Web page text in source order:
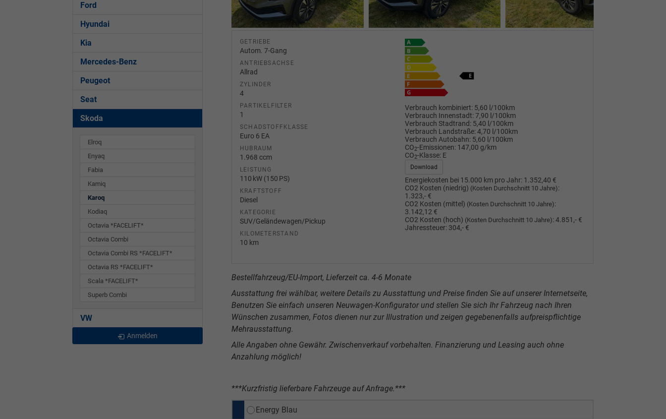
GETRIEBE
Autom. 7-Gang
ANTRIEBSACHSE
Allrad
ZYLINDER
4
PARTIKELFILTER
1
SCHADSTOFFKLASSE
Euro 6 EA
HUBRAUM
1.968 ccm
LEISTUNG
110 kW (150 PS)
KRAFTSTOFF
Diesel
KATEGORIE
SUV/Geländewagen/Pickup
KILOMETERSTAND
10 km
Verbrauch kombiniert: 5,60 l/100km
Verbrauch Innenstadt:7,90 l/100km
Verbrauch Stadtrand: 5,40 l/100km
Verbrauch Landstraße:4,70 l/100km
Verbrauch Autobahn: 5,60 l/100km
CO2-Emissionen: 147,00 g/km
CO2-Klasse: E
Download
Energiekosten bei 15.000 km pro Jahr: 1.352,40 €
CO2 Kosten (niedrig) (Kosten Durchschnitt 10 Jahre):
1.323,- €
CO2 Kosten (mittel) (Kosten Durchschnitt 10 Jahre):
3.142,12 €
CO2 Kosten (hoch) (Kosten Durchschnitt 10 Jahre):4.851,- €
Jahressteuer: 304,- €
Bestellfahrzeug/EU-Import, Lieferzeit ca. 4-6 Monate
Ausstattung frei wählbar, weitere Details zu Ausstattung und Preise finden Sie auf unserer Internetseite,
Benutzen Sie einfach unseren Neuwagen-Konfigurator und stellen Sie sich Ihr Fahrzeug nach Ihren
Wünschen zusammen, Fotos dienen nur zur Illustration und zeigen gegebenenfalls aufpreispflichtige
Mehrausstattung.
Alle Angaben ohne Gewähr. Zwischenverkauf vorbehalten. Finanzierung und Leasing auch ohne
Anzahlung möglich!
***Kurzfristig lieferbare Fahrzeuge auf Anfrage.***
Energy Blau
Ford
Hyundai
Kia
Mercedes-Benz
Peugeot
Seat
Skoda
Elroq
Enyaq
Fabia
Kamiq
Karoq
Kodiaq
Octavia *FACELIFT*
Octavia Combi
Octavia Combi RS *FACELIFT*
Octavia RS *FACELIFT*
Scala *FACELIFT*
Superb Combi
VW
Anmelden